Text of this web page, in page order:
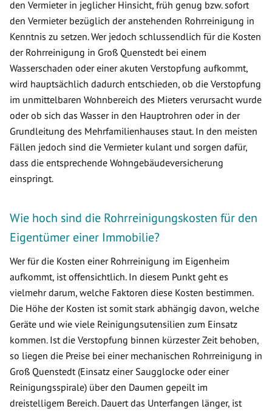
den Vermieter in jeglicher Hinsicht, früh genug bzw. sofort
den Vermieter bezüglich der anstehenden Rohrreinigung in
Kenntnis zu setzen. Wer jedoch schlussendlich für die Kosten
der Rohrreinigung in Groß Quenstedt bei einem
Wasserschaden oder einer akuten Verstopfung aufkommt,
wird hauptsächlich dadurch entschieden, ob die Verstopfung
im unmittelbaren Wohnbereich des Mieters verursacht wurde
oder ob sich das Wasser in den Hauptrohren oder in der
Grundleitung des Mehrfamilienhauses staut. In den meisten
Fällen jedoch sind die Vermieter kulant und sorgen dafür,
dass die entsprechende Wohngebäudeversicherung
einspringt.
Wie hoch sind die Rohrreinigungskosten für den
Eigentümer einer Immobilie?
Wer für die Kosten einer Rohrreinigung im Eigenheim
aufkommt, ist offensichtlich. In diesem Punkt geht es
vielmehr darum, welche Faktoren diese Kosten bestimmen.
Die Höhe der Kosten ist somit stark abhängig davon, welche
Geräte und wie viele Reinigungsutensilien zum Einsatz
kommen. Ist die Verstopfung binnen kürzester Zeit behoben,
so liegen die Preise bei einer mechanischen Rohrreinigung in
Groß Quenstedt (Einsatz einer Saugglocke oder einer
Reinigungsspirale) über den Daumen gepeilt im
dreistelligem Bereich. Dauert das Unterfangen länger, ist